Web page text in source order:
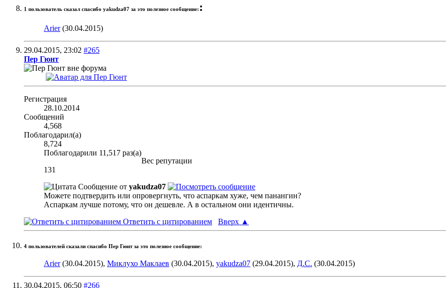
1 пользователь сказал cпасибо yakudza07 за это полезное сообщение: :
Arier(30.04.2015)
29.04.2015, 23:02 #265
Пер Гюнт
Регистрация
28.10.2014
Сообщений
4,568
Поблагодарил(а)
8,724
Поблагодарили 11,517 раз(а)
Вес репутации
131
Сообщение от yakudza07
Можете подтвердить или опровергнуть, что аспаркам хуже, чем панангин?
Аспаркам лучше потому, что он дешевле. А в остальном они идентичны.
Ответить с цитированием
Вверх ▲
4 пользователей сказали cпасибо Пер Гюнт за это полезное сообщение:
Arier(30.04.2015), Миклухо Маклаев (30.04.2015), yakudza07 (29.04.2015), Д.С. (30.04.2015)
30.04.2015, 06:50 #266